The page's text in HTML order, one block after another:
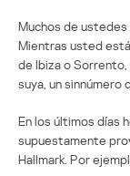
Muchos de
Mientras usted
de Ibiza o
suya, un
En los últimos días
supuestamente
Hallmark. Por